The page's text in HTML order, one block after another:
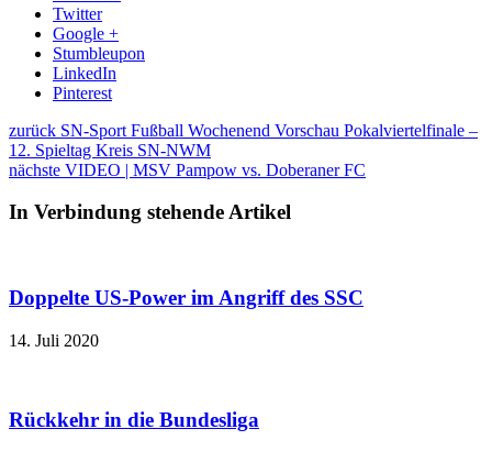
Twitter
Google +
Stumbleupon
LinkedIn
Pinterest
zurück SN-Sport Fußball Wochenend Vorschau Pokalviertelfinale –
12. Spieltag Kreis SN-NWM
nächste VIDEO | MSV Pampow vs. Doberaner FC
In Verbindung stehende Artikel
Doppelte US-Power im Angriff des SSC
14. Juli 2020
Rückkehr in die Bundesliga